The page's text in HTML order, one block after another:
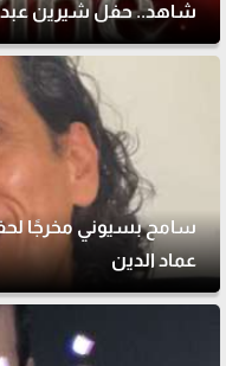
شاهد.. حفل شيرين عبد
سامح بسيوني مخرجًا
عماد الدين